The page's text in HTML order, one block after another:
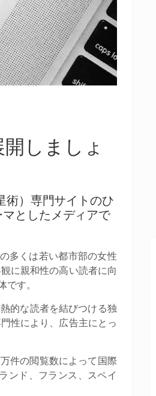
開しましょ
術）専門サイトのひ
としたメディアで
多くは若い都市部の女性
に親和性の高い読者に向
す。
的な読者を結びつける独
性により、広告主にとっ
件の閲覧数によって国際
ンド、フランス、スペイ